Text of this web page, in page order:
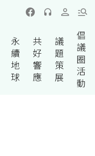
永
續
地
球
共
好
響
應
議
題
策
展
倡
議
圈
活
動